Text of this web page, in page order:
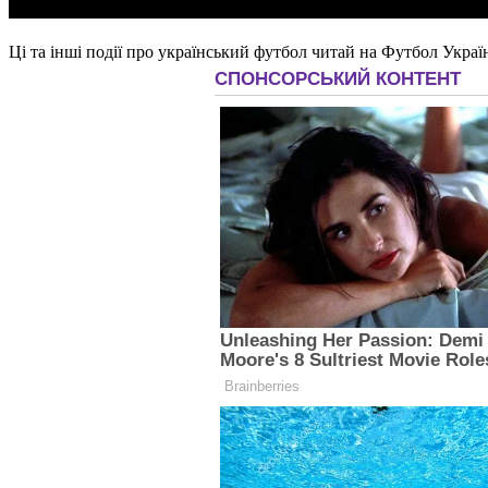
Ці та інші події про український футбол читай на Футбол